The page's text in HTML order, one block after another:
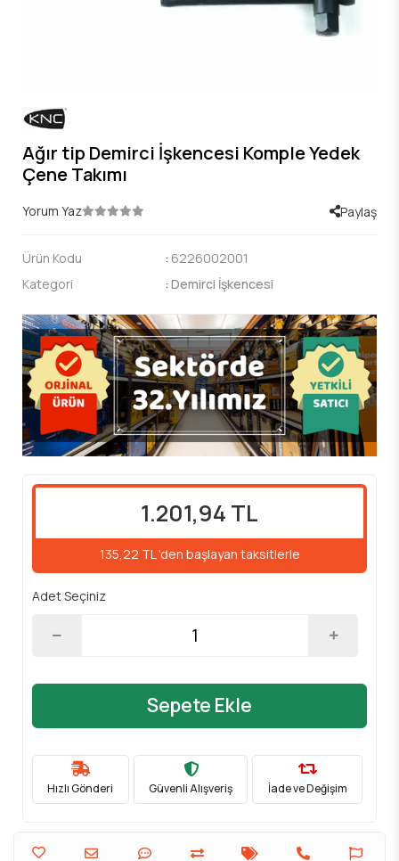
Ağır tip Demirci İşkencesi Komple Yedek
Çene Takımı
Yorum Yaz Paylaş
Ürün Kodu : 6226002001
Kategori
: Demirci İşkencesi
1.201,94 TL
135,22 TL 'den başlayan taksitlerle
Adet Seçiniz
Sepete Ekle
Hızlı Gönderi Güvenli Alışveriş İade ve Değişim